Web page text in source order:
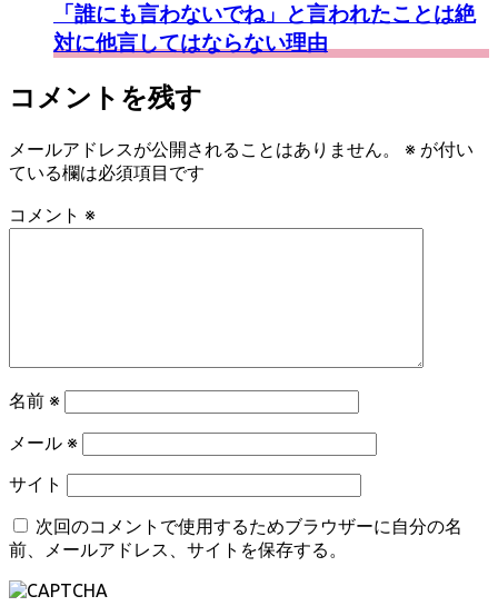
「誰にも言わないでね」と言われたことは絶
対に他言してはならない理由
コメントを残す
メールアドレスが公開されることはありません。 ※ が付い
ている欄は必須項目です
コメント ※
名前 ※
メール ※
サイト
次回のコメントで使用するためブラウザーに自分の名
前、メールアドレス、サイトを保存する。